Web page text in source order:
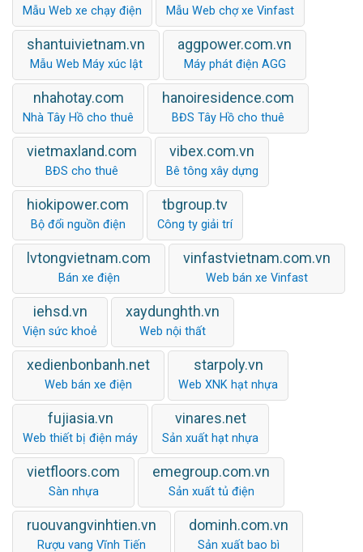
Mẫu Web xe chạy điện Mẫu Web chợ xe Vinfast
shantuivietnam.vn
Mẫu Web Máy xúc lật
aggpower.com.vn
Máy phát điện AGG
nhahotay.com
Nhà Tây Hồ cho thuê
hanoiresidence.com
BĐS Tây Hồ cho thuê
vietmaxland.com
BĐS cho thuê
vibex.com.vn
Bê tông xây dựng
hiokipower.com
Bộ đổi nguồn điện
tbgroup.tv
Công ty giải trí
lvtongvietnam.com
Bán xe điện
vinfastvietnam.com.vn
Web bán xe Vinfast
iehsd.vn
Viện sức khoẻ
xaydunghth.vn
Web nội thất
xedienbonbanh.net
Web bán xe điện
starpoly.vn
Web XNK hạt nhựa
fujiasia.vn
Web thiết bị điện máy
vinares.net
Sản xuất hạt nhựa
vietfloors.com
Sàn nhựa
emegroup.com.vn
Sản xuất tủ điện
ruouvangvinhtien.vn
Rượu vang Vĩnh Tiến
dominh.com.vn
Sản xuất bao bì